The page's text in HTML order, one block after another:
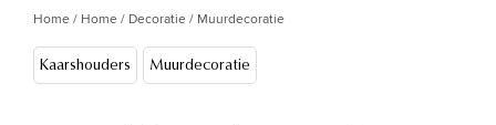
Home/ Home/ Decoratie/ Muurdecoratie
Kaarshouders Muurdecoratie